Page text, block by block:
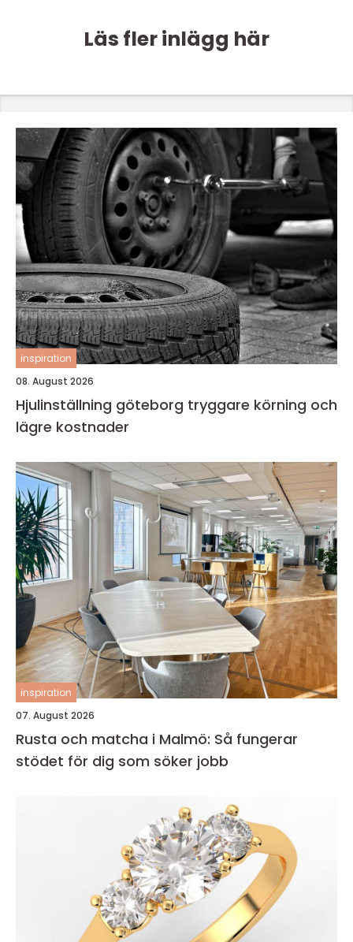
Läs fler inlägg här
inspiration
08. August 2026
Hjulinställning göteborg tryggare körning och
lägre kostnader
inspiration
07. August 2026
Rusta och matcha i Malmö: Så fungerar
stödet för dig som söker jobb